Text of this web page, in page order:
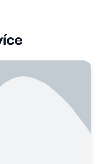
Dopad na